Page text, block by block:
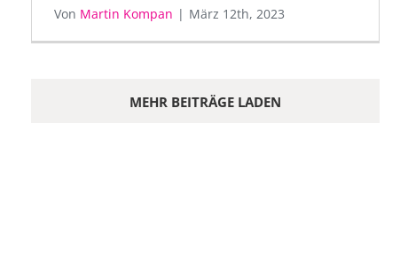
Von Martin Kompan | März 12th, 2023
MEHR BEITRÄGE LADEN